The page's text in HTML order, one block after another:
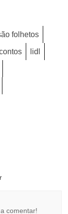
folhetos
lidl
comentar!